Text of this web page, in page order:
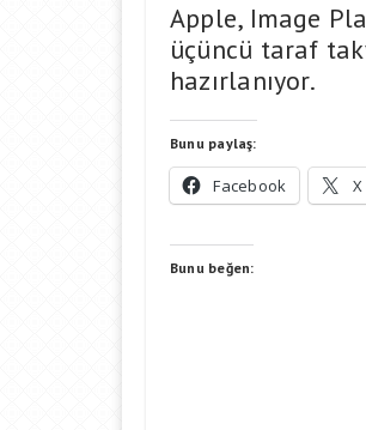
Apple, Image
üçüncü taraf
hazırlanıyor.
Bunu paylaş:
Facebook X
Bunu beğen: